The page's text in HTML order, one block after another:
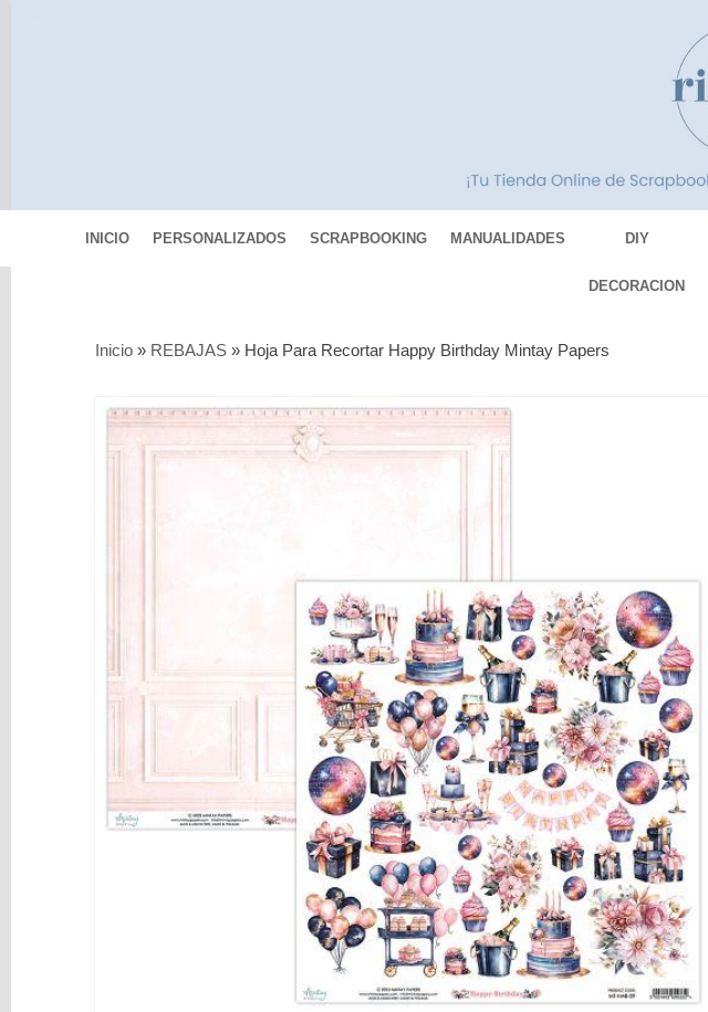
INICIO PERSONALIZADOS SCRAPBOOKING MANUALIDADES DIY
DECORACION
MIXED
REBAJAS
Novedades
Papelería
Herramientas
Inicio » REBAJAS » Hoja Para Recortar Happy Birthday Mintay Papers